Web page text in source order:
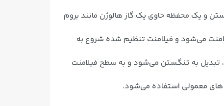
و یک محفظه حاوی یک گاز هالوژن مانند بروم
می‌شود و فیلامنت تنظیم شده شروع به
تبدیل به تنگستن می‌شود و به سطح فیلامنت
های معمولی استفاده می‌شود.